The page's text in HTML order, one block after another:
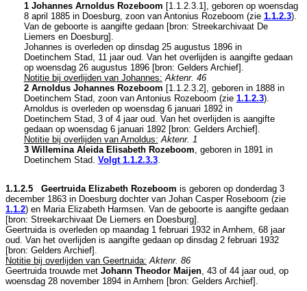
1 Johannes Arnoldus Rozeboom [1.1.2.3.1], geboren op woensdag
8 april 1885 in Doesburg, zoon van Antonius Rozeboom (zie 1.1.2.3).
Van de geboorte is aangifte gedaan [bron: Streekarchivaat De
Liemers en Doesburg].
Johannes is overleden op dinsdag 25 augustus 1896 in
Doetinchem Stad, 11 jaar oud. Van het overlijden is aangifte gedaan
op woensdag 26 augustus 1896 [bron: Gelders Archief].
Notitie bij overlijden van Johannes: Aktenr. 46
2 Arnoldus Johannes Rozeboom [1.1.2.3.2], geboren in 1888 in
Doetinchem Stad, zoon van Antonius Rozeboom (zie 1.1.2.3).
Arnoldus is overleden op woensdag 6 januari 1892 in
Doetinchem Stad, 3 of 4 jaar oud. Van het overlijden is aangifte
gedaan op woensdag 6 januari 1892 [bron: Gelders Archief].
Notitie bij overlijden van Arnoldus: Aktenr. 1
3 Willemina Aleida Elisabeth Rozeboom, geboren in 1891 in
Doetinchem Stad. Volgt 1.1.2.3.3.
1.1.2.5 Geertruida Elizabeth Rozeboom is geboren op donderdag 3
december 1863 in Doesburg dochter van Johan Casper Roseboom (zie
1.1.2) en Maria Elizabeth Harmsen. Van de geboorte is aangifte gedaan
[bron: Streekarchivaat De Liemers en Doesburg].
Geertruida is overleden op maandag 1 februari 1932 in Arnhem , 68 jaar
oud. Van het overlijden is aangifte gedaan op dinsdag 2 februari 1932
[bron: Gelders Archief].
Notitie bij overlijden van Geertruida: Aktenr. 86
Geertruida trouwde met Johann Theodor Maijen , 43 of 44 jaar oud, op
woensdag 28 november 1894 in Arnhem [bron: Gelders Archief].